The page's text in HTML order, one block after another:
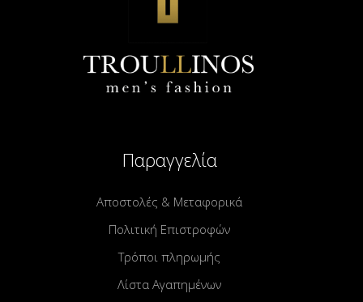
Παραγγελία
Αποστολές & Μεταφορικά
Πολιτική Επιστροφών
Τρόποι πληρωμής
Λίστα Αγαπημένων